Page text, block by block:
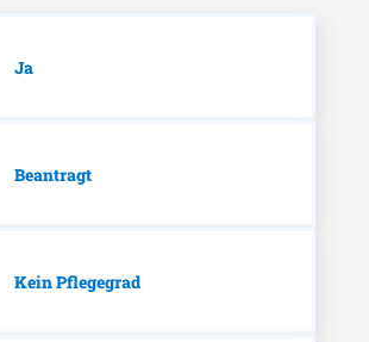
Ja
Beantragt
Kein Pflegegrad